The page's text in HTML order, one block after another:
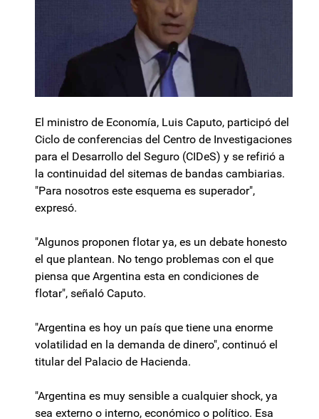
El ministro de Economía, Luis Caputo, participó del
Ciclo de conferencias del Centro de Investigaciones
para el Desarrollo del Seguro (CIDeS) y se refirió a
la continuidad del sitemas de bandas cambiarias.
"Para nosotros este esquema es superador",
expresó.
"Algunos proponen flotar ya, es un debate honesto
el que plantean. No tengo problemas con el que
piensa que Argentina esta en condiciones de
flotar", señaló Caputo.
"Argentina es hoy un país que tiene una enorme
volatilidad en la demanda de dinero", continuó el
titular del Palacio de Hacienda.
"Argentina es muy sensible a cualquier shock, ya
sea externo o interno, económico o político. Esa